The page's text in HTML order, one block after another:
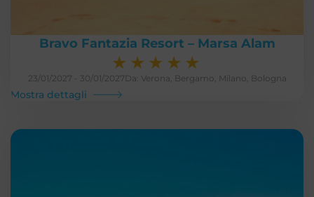
Bravo Fantazia Resort – Marsa Alam
★ ★ ★ ★ ★
23/01/2027 - 30/01/2027 Da: Verona, Bergamo, Milano, Bologna
Mostra dettagli